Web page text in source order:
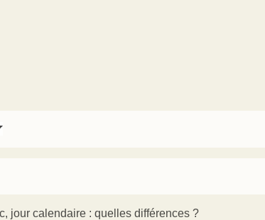
jour calendaire : quelles différences ?